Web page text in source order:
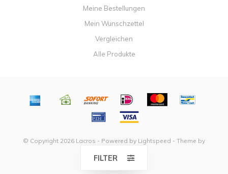
Meine Bestellungen
Mein Wunschzettel
Vergleichen
Alle Produkte
© Copyright 2026 Lacros - Powered by Lightspeed - Theme by
Dyvelopment
FILTER